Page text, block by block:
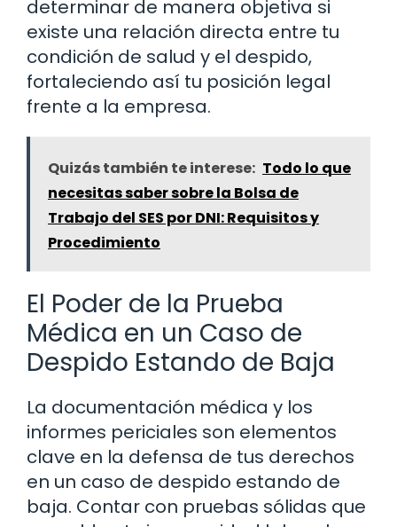
determinar de manera objetiva si
existe una relación directa entre tu
condición de salud y el despido,
fortaleciendo así tu posición legal
frente a la empresa.
Quizás también te interese: Todo lo que
necesitas saber sobre la Bolsa de
Trabajo del SES por DNI: Requisitos y
Procedimiento
El Poder de la Prueba
Médica en un Caso de
Despido Estando de Baja
La documentación médica y los
informes periciales son elementos
clave en la defensa de tus derechos
en un caso de despido estando de
baja. Contar con pruebas sólidas que